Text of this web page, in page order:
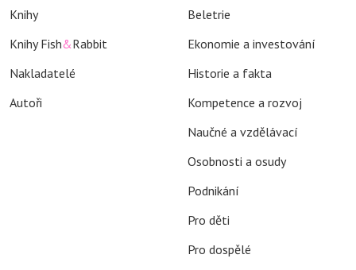
Knihy
Knihy Fish&Rabbit
Nakladatelé
Autoři
Beletrie
Ekonomie a investování
Historie a fakta
Kompetence a rozvoj
Naučné a vzdělávací
Osobnosti a osudy
Podnikání
Pro děti
Pro dospělé